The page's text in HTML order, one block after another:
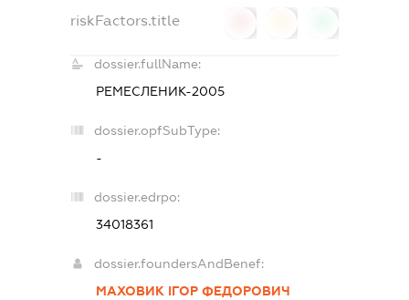
riskFactors.title
dossier.fullName:
РЕМЕСЛЕНИК-2005
dossier.opfSubType:
-
dossier.edrpo:
34018361
dossier.foundersAndBenef:
МАХОВИК ІГОР ФЕДОРОВИЧ